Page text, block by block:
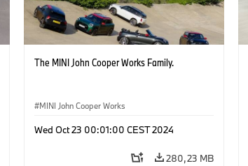
The MINI John Cooper Works Family.
MINI John Cooper Works
Wed Oct 23 00:01:00 CEST 2024
280,23 MB